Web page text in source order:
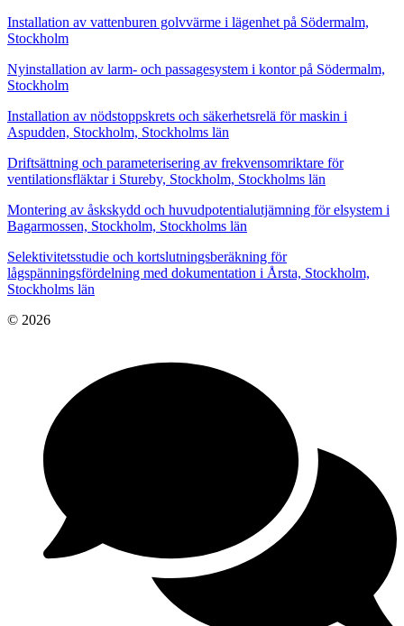
Installation av vattenburen golvvärme i lägenhet på Södermalm,
Stockholm
Nyinstallation av larm- och passagesystem i kontor på Södermalm,
Stockholm
Installation av nödstoppskrets och säkerhetsrelä för maskin i
Aspudden, Stockholm, Stockholms län
Driftsättning och parameterisering av frekvensomriktare för
ventilationsfläktar i Stureby, Stockholm, Stockholms län
Montering av åskskydd och huvudpotentialutjämning för elsystem i
Bagarmossen, Stockholm, Stockholms län
Selektivitetsstudie och kortslutningsberäkning för
lågspänningsfördelning med dokumentation i Årsta, Stockholm,
Stockholms län
© 2026